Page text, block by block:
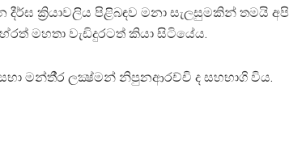
ක්‍රියාවලිය පිළිබඳව මනා සැලසුමකින් තමයි අපි
මහතා වැඩිදුරටත් කියා සිටියේය.
මන්තී‍්‍ර ලක්‍ෂ්මන් නිපුනආරච්චි ද සහභාගි විය.